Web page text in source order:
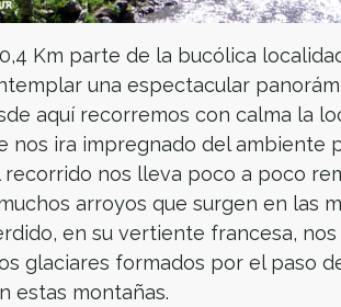
Km parte de la bucólica
una espectacular
aquí recorremos con calma la
nos ira impregnado del ambiente
recorrido nos lleva poco a poco
arroyos que surgen en las
en su vertiente francesa,
glaciares formados por el paso
estas montañas.